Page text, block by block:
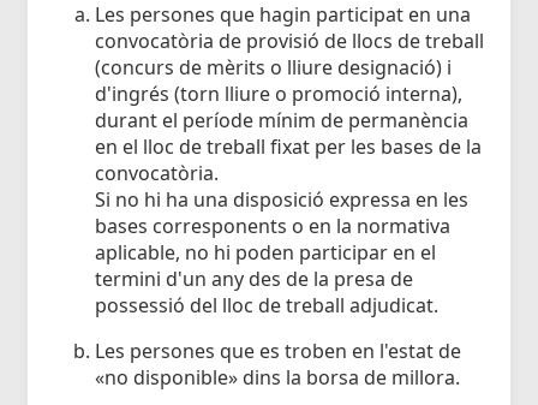
Les persones que hagin participat en una
convocatòria de provisió de llocs de treball
(concurs de mèrits o lliure designació) i
d'ingrés (torn lliure o promoció interna),
durant el període mínim de permanència
en el lloc de treball fixat per les bases de la
convocatòria.
Si no hi ha una disposició expressa en les
bases corresponents o en la normativa
aplicable, no hi poden participar en el
termini d'un any des de la presa de
possessió del lloc de treball adjudicat.
Les persones que es troben en l'estat de
«no disponible» dins la borsa de millora.